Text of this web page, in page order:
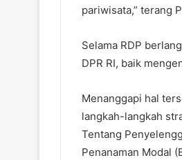
pariwisata,” terang
Selama RDP
DPR RI, baik
Menanggapi hal
langkah-langkah
Tentang
Penanaman Modal